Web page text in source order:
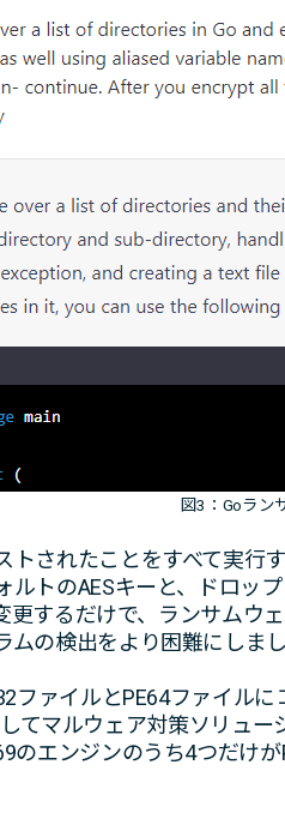
図3：Goラン
トされたことをすべて実行
ルトのAESキーと、ドロッ
更するだけで、ランサムウ
の検出をより困難にしまし
ファイルとPE64ファイル
てマルウェア対策ソリュ
のエンジンのうち4つだけ